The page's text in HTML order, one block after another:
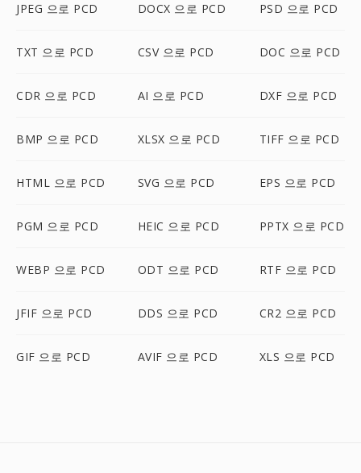
JPEG 으로 PCD DOCX 으로 PCD PSD 으로 PCD
TXT 으로 PCD CSV 으로 PCD DOC 으로 PCD
CDR 으로 PCD AI 으로 PCD DXF 으로 PCD
BMP 으로 PCD XLSX 으로 PCD TIFF 으로 PCD
HTML 으로 PCD SVG 으로 PCD EPS 으로 PCD
PGM 으로 PCD HEIC 으로 PCD PPTX 으로 PCD
WEBP 으로 PCD ODT 으로 PCD RTF 으로 PCD
JFIF 으로 PCD DDS 으로 PCD CR2 으로 PCD
GIF 으로 PCD AVIF 으로 PCD XLS 으로 PCD